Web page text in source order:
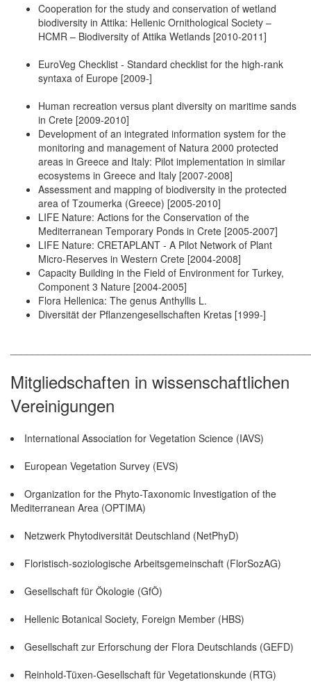
Cooperation for the study and conservation of wetland
biodiversity in Attika: Hellenic Ornithological Society –
HCMR – Biodiversity of Attika Wetlands [2010-2011]
EuroVeg Checklist - Standard checklist for the high-rank
syntaxa of Europe [2009-]
Human recreation versus plant diversity on maritime sands
in Crete [2009-2010]
Development of an integrated information system for the
monitoring and management of Natura 2000 protected
areas in Greece and Italy: Pilot implementation in similar
ecosystems in Greece and Italy [2007-2008]
Assessment and mapping of biodiversity in the protected
area of Tzoumerka (Greece) [2005-2010]
LIFE Nature: Actions for the Conservation of the
Mediterranean Temporary Ponds in Crete [2005-2007]
LIFE Nature: CRETAPLANT - A Pilot Network of Plant
Micro-Reserves in Western Crete [2004-2008]
Capacity Building in the Field of Environment for Turkey,
Component 3 Nature [2004-2005]
Flora Hellenica: The genus Anthyllis L.
Diversität der Pflanzengesellschaften Kretas [1999-]
Mitgliedschaften in wissenschaftlichen
Vereinigungen
International Association for Vegetation Science (IAVS)
European Vegetation Survey (EVS)
Organization for the Phyto-Taxonomic Investigation of the
Mediterranean Area (OPTIMA)
Netzwerk Phytodiversität Deutschland (NetPhyD)
Floristisch-soziologische Arbeitsgemeinschaft (FlorSozAG)
Gesellschaft für Ökologie (GfÖ)
Hellenic Botanical Society, Foreign Member (HBS)
Gesellschaft zur Erforschung der Flora Deutschlands (GEFD)
Reinhold-Tüxen-Gesellschaft für Vegetationskunde (RTG)